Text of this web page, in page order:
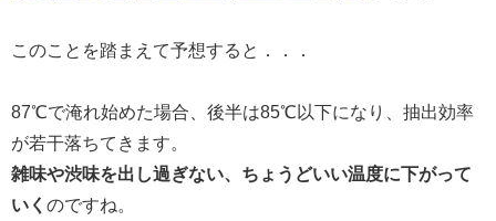
このことを踏まえて予想すると．．．
87℃で淹れ始めた場合、後半は85℃以下になり、抽出効率
が若干落ちてきます。
雑味や渋味を出し過ぎない、ちょうどいい温度に下がって
いく のですね。